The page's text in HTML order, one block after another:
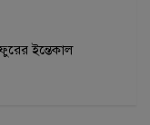
ইন্তেকাল